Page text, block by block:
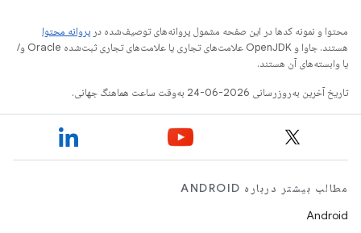
محتوا و نمونه کدها در این صفحه مشمول پروانه‌های توصیف‌شده در پروانه محتوا
هستند. جاوا و OpenJDK علامت‌های تجاری یا علامت‌های تجاری ثبت‌شده Oracle و/
یا وابسته‌های آن هستند.
تاریخ آخرین به‌روزرسانی 2026-06-24 به‌وقت ساعت هماهنگ جهانی.
مطالب بیشتر درباره ANDROID
Android